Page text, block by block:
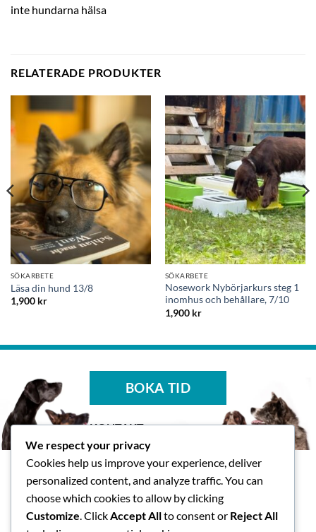
inte hundarna hälsa
RELATERADE PRODUKTER
SÖKARBETE
Läsa din hund 13/8
1,900 kr
SÖKARBETE
Nosework Nybörjarkurs steg 1
inomhus och behållare, 7/10
1,900 kr
BOKA TID
KONTAKT
Tasspalatset AB
Skallsjö Prästväg 14, Floda
info@tasspalatset.se
0793-40 42 36
BG: 5072-9052, Swish: 123
We respect your privacy
Cookies help us improve your experience, deliver
personalized content, and analyze traffic. You can
choose which cookies to allow by clicking
Customize. ClickAccept Allto consent or Reject All